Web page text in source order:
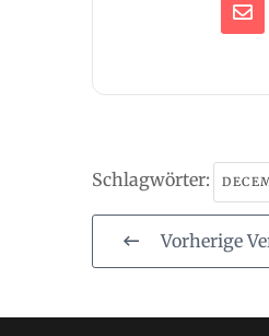
Schlagwörter:
Vorherige